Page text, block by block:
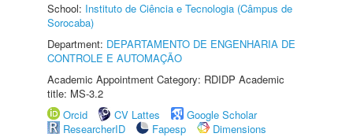
School: Instituto de Ciência e Tecnologia (Câmpus de
Sorocaba)
Department: DEPARTAMENTO DE ENGENHARIA DE
CONTROLE E AUTOMAÇÃO
Academic Appointment Category: RDIDP Academic
title: MS-3.2
Orcid
CV Lattes
Google Scholar
ResearcherID
Fapesp
Dimensions